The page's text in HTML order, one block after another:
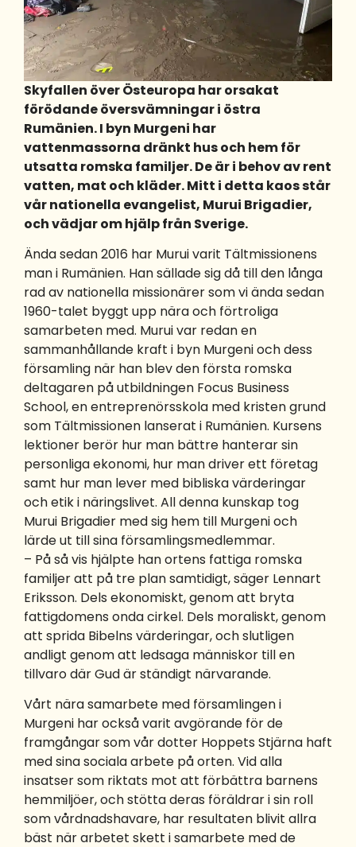
Skyfallen över Östeuropa har orsakat
förödande översvämningar i östra
Rumänien. I byn Murgeni har
vattenmassorna dränkt hus och hem för
utsatta romska familjer. De är i behov av rent
vatten, mat och kläder. Mitt i detta kaos står
vår nationella evangelist, Murui Brigadier,
och vädjar om hjälp från Sverige.
Ända sedan 2016 har Murui varit Tältmissionens
man i Rumänien. Han sällade sig då till den långa
rad av nationella missionärer som vi ända sedan
1960-talet byggt upp nära och förtroliga
samarbeten med. Murui var redan en
sammanhållande kraft i byn Murgeni och dess
församling när han blev den första romska
deltagaren på utbildningen Focus Business
School, en entreprenörsskola med kristen grund
som Tältmissionen lanserat i Rumänien. Kursens
lektioner berör hur man bättre hanterar sin
personliga ekonomi, hur man driver ett företag
samt hur man lever med bibliska värderingar
och etik i näringslivet. All denna kunskap tog
Murui Brigadier med sig hem till Murgeni och
lärde ut till sina församlingsmedlemmar.
– På så vis hjälpte han ortens fattiga romska
familjer att på tre plan samtidigt, säger Lennart
Eriksson. Dels ekonomiskt, genom att bryta
fattigdomens onda cirkel. Dels moraliskt, genom
att sprida Bibelns värderingar, och slutligen
andligt genom att ledsaga människor till en
tillvaro där Gud är ständigt närvarande.
Vårt nära samarbete med församlingen i
Murgeni har också varit avgörande för de
framgångar som vår dotter Hoppets Stjärna haft
med sina sociala arbete på orten. Vid alla
insatser som riktats mot att förbättra barnens
hemmiljöer, och stötta deras föräldrar i sin roll
som vårdnadshavare, har resultaten blivit allra
bäst när arbetet skett i samarbete med de